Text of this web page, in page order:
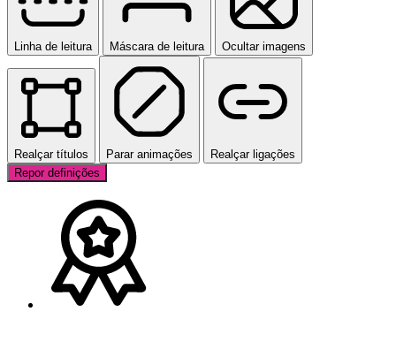
Linha de leitura Máscara de leitura Ocultar imagens
Realçar títulos Parar animações
Realçar ligações
Repor definições